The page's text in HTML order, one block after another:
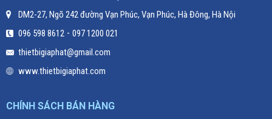
DM2-27, Ngõ 242 đường Vạn Phúc, Vạn Phúc, Hà Đông, Hà Nội
096 598 8612- 097 1200 021
thietbigiaphat@gmail.com
www.thietbigiaphat.com
CHÍNH SÁCH BÁN HÀNG